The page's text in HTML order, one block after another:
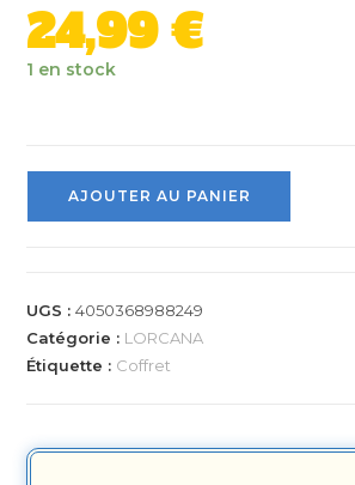
24,99€
1 en stock
AJOUTER AU PANIER
UGS :4050368988249
Catégorie : LORCANA
Étiquette : Coffret